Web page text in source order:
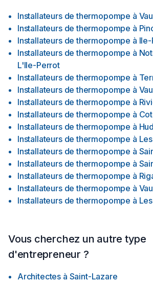
Installateurs de thermopompe à
Installateurs de thermopompe à
Installateurs de thermopompe à
Installateurs de thermopompe à
L'Ile-Perrot
Installateurs de thermopompe à
Installateurs de thermopompe à
Installateurs de thermopompe à
Installateurs de thermopompe à
Installateurs de thermopompe à
Installateurs de thermopompe à
Installateurs de thermopompe à
Installateurs de thermopompe à
Installateurs de thermopompe à
Installateurs de thermopompe à
Installateurs de thermopompe à
Vous cherchez un autre type
d'entrepreneur ?
Architectes à Saint-Lazare